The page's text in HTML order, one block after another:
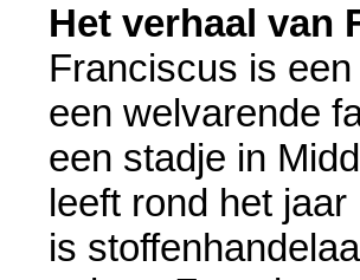
Het verhaal van
Franciscus is
een welvarende
een stadje in
leeft rond het
is